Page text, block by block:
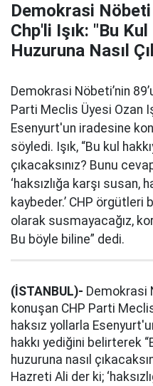
Demokrasi
Chp'li Işık: "Bu
Huzuruna Nasıl
Demokrasi Nöbeti’nin
Parti Meclis Üyesi Ozan
Esenyurt'un iradesine
söyledi. Işık, “Bu kul
çıkacaksınız? Bunu
‘haksızlığa karşı susan,
kaybeder.’ CHP örgütleri
olarak susmayacağız,
Bu böyle biline” dedi.
(İSTANBUL)- Demokrasi
konuşan CHP Parti
haksız yollarla
hakkı yediğini belirterek
huzuruna nasıl
Hazreti Ali der ki;